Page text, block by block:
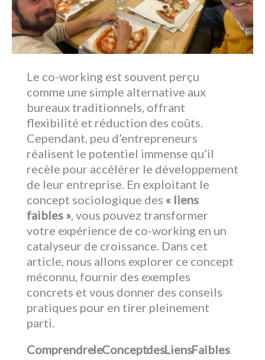
Le co-working est souvent perçu
comme une simple alternative aux
bureaux traditionnels, offrant
flexibilité et réduction des coûts.
Cependant, peu d’entrepreneurs
réalisent le potentiel immense qu’il
recèle pour accélérer le développement
de leur entreprise. En exploitant le
concept sociologique des « liens
faibles », vous pouvez transformer
votre expérience de co-working en un
catalyseur de croissance. Dans cet
article, nous allons explorer ce concept
méconnu, fournir des exemples
concrets et vous donner des conseils
pratiques pour en tirer pleinement
parti.
Comprendre le Concept des Liens Faibles